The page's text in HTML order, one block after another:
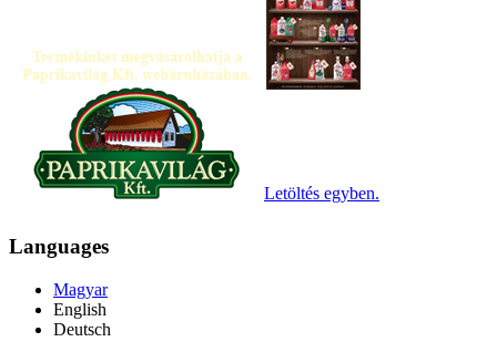
Languages
Magyar
English
Deutsch
Letöltés egyben.